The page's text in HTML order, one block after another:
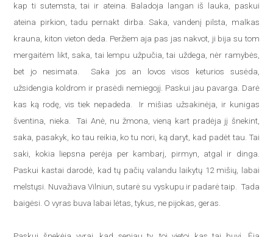
kap ti sutemsta, tai ir ateina. Baladoja langan iš lauka, paskui
ateina pirkion, tadu pernakt dirba. Saka, vandenį pilsta, malkas
krauna, kiton vieton deda. Peržiem aja pas jas nakvot, ji bija su tom
mergaitėm likt, saka, tai lempu užpučia, tai uždega, nėr ramybės,
bet jo nesimata. Saka jos an lovos visos keturios susėda,
užsidengia koldrom ir prasėdi nemiegojį. Paskui jau pavarga. Darė
kas ką rodę, vis tiek nepadeda. Ir mišias užsakinėja, ir kunigas
šventina, nieka. Tai Anė, nu žmona, vieną kart pradėja jį šnekint,
saka, pasakyk, ko tau reikia, ko tu nori, ką daryt, kad padėt tau. Tai
saki, kokia liepsna perėja per kambarį, pirmyn, atgal ir dinga.
Paskui kastai darodė, kad tų pačių valandu laikytų 12 mišių, labai
melstųsi. Nuvažiava Vilniun, sutarė su vyskupu ir padarė taip. Tada
baigėsi. O vyras buva labai lėtas, tykus, ne pijokas, geras.